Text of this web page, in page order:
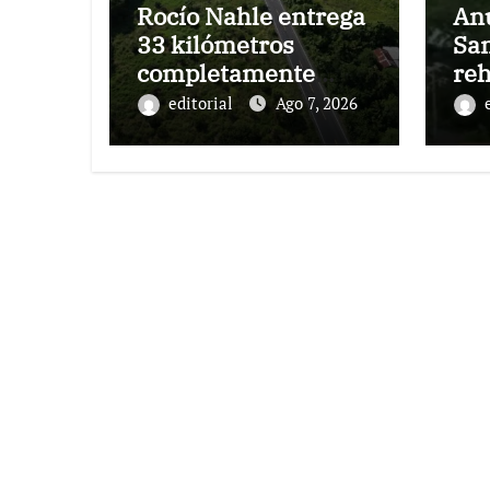
Rocío Nahle entrega
33 kilómetros
completamente
rehabilitados de la
carretera Álamo–
editorial Ago 7, 2026